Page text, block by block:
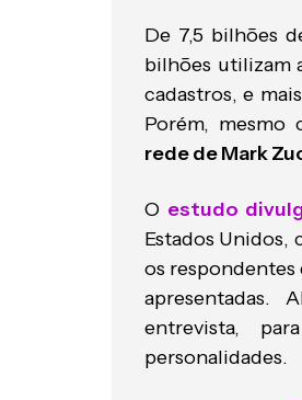
De 7,5 bilhões
bilhões utilizam
cadastros, e
Porém, mesmo
rede de Mark
O estudo
Estados Unidos,
os respondentes
apresentadas.
entrevista,
personalidades.